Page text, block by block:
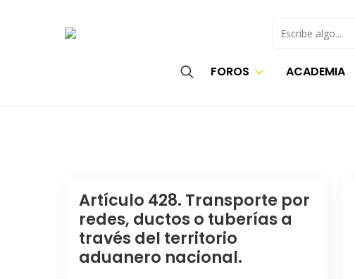
Buscar
for:
FOROS ACADEMIA
Artículo 428. Transporte por
redes, ductos o tuberías a
través del territorio
aduanero nacional.